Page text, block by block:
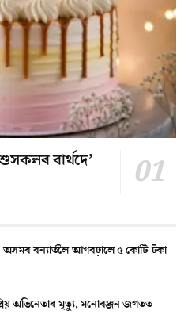
বাৰ্থদে’
বন্যাৰ্তলৈ আগবঢ়ালে ৫ কোটি টকা
অভিনেতাৰ মৃত্যু, মনোৰঞ্জন জগতত